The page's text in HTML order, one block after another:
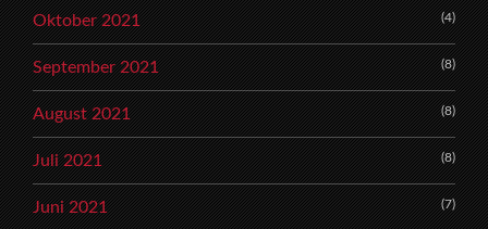
Oktober 2021 (4)
September 2021 (8)
August 2021 (8)
Juli 2021 (8)
Juni 2021 (7)